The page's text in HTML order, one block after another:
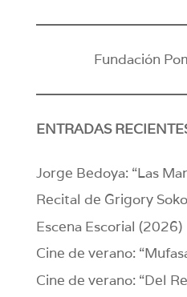
Fundación
ENTRADAS
Jorge Bedoya: “Las
Recital de Grigory
Escena Escorial (2026)
Cine de verano:
Cine de verano: “Del